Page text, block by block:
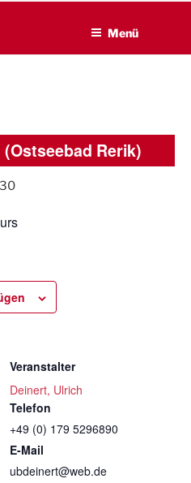
Selbsterfahrung
Menü
Rerik)
Veranstalter
Deinert, Ulrich
Telefon
+49 (0) 179 5296890
E-Mail
ubdeinert@web.de